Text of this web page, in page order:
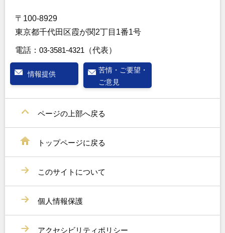
〒100-8929
東京都千代田区霞が関2丁目1番1号
電話： 03-3581-4321 （代表）
情報提供
苦情・ご要望・
ご意見
ページの上部へ戻る
トップページに戻る
このサイトについて
個人情報保護
アクセシビリティポリシー